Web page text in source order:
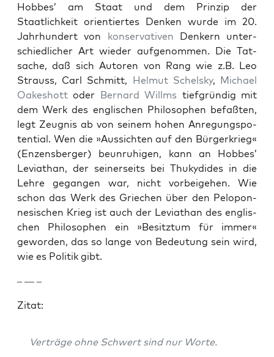
Hobbes’ am Staat und dem Prinzip der
Staatlichkeit ori­en­tiertes Denken wurde im 20.
Jahrhun­dert von kon­ser­v­a­tiv­en Denkern unter­
schiedlich­er Art wieder aufgenom­men. Die Tat­
sache, daß sich Autoren von Rang wie z.B. Leo
Strauss, Carl Schmitt, Hel­mut Schel­sky, Michael
Oakeshott oder Bernard Willms tief­gründig mit
dem Werk des englis­chen Philosophen befaßten,
legt Zeug­nis ab von seinem hohen Anre­gungspo­
ten­tial. Wen die »Aus­sicht­en auf den Bürg­erkrieg«
(Enzens­berg­er) beun­ruhi­gen, kann an Hobbes’
Leviathan, der sein­er­seits bei Thuky­dides in die
Lehre gegan­gen war, nicht vor­beige­hen. Wie
schon das Werk des Griechen über den Pelo­pon­
nesis­chen Krieg ist auch der Leviathan des englis­
chen Philosophen ein »Besitz­tum für immer«
gewor­den, das so lange von Bedeu­tung sein wird,
wie es Poli­tik gibt.
– — –
Zitat:
Verträge ohne Schw­ert sind nur Worte.